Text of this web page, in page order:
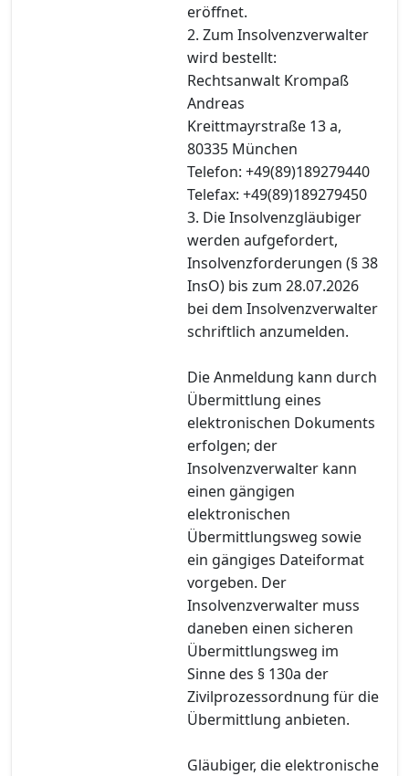
eröffnet.
2. Zum Insolvenzverwalter
wird bestellt:
Rechtsanwalt Krompaß
Andreas
Kreittmayrstraße 13 a,
80335 München
Telefon: +49(89)189279440
Telefax: +49(89)189279450
3. Die Insolvenzgläubiger
werden aufgefordert,
Insolvenzforderungen (§ 38
InsO) bis zum 28.07.2026
bei dem Insolvenzverwalter
schriftlich anzumelden.
Die Anmeldung kann durch
Übermittlung eines
elektronischen Dokuments
erfolgen; der
Insolvenzverwalter kann
einen gängigen
elektronischen
Übermittlungsweg sowie
ein gängiges Dateiformat
vorgeben. Der
Insolvenzverwalter muss
daneben einen sicheren
Übermittlungsweg im
Sinne des § 130a der
Zivilprozessordnung für die
Übermittlung anbieten.
Gläubiger, die elektronische